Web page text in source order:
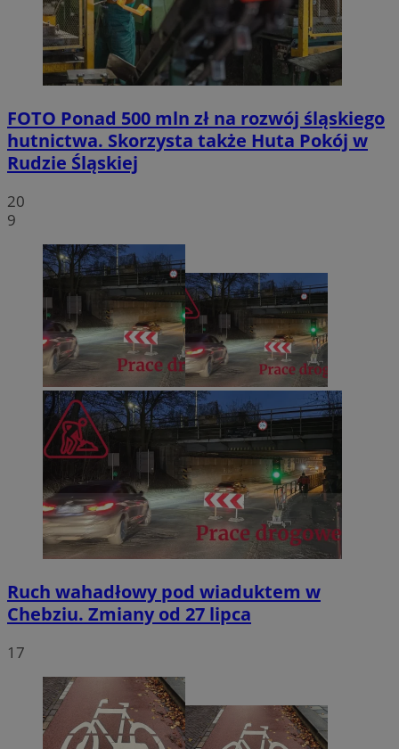
FOTO Ponad 500 mln zł na rozwój śląskiego
hutnictwa. Skorzysta także Huta Pokój w
Rudzie Śląskiej
20
9
Ruch wahadłowy pod wiaduktem w
Chebziu. Zmiany od 27 lipca
17